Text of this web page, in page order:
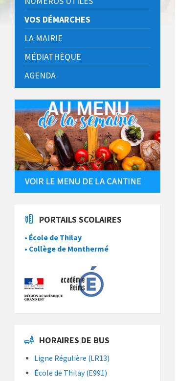
VOS DÉMARCHES
LA MAIRIE
MÉDIATHÈQUE
AGENDA
PORTAILS SCOLAIRES
• École de Thilay
• Collège de Monthermé
HORAIRES DE BUS
Ligne Régulière (LR13)
École de Thilay (E991)